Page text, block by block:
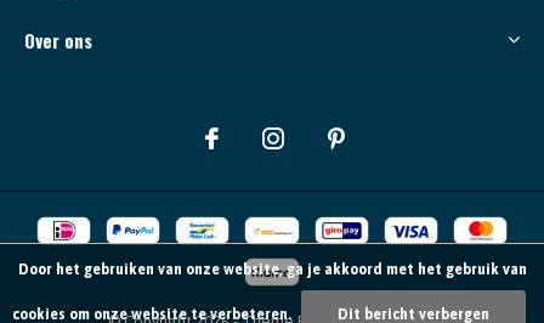
Over ons
Door het gebruiken van onze website, ga je akkoord met het gebruik van
cookies om onze website te verbeteren. Dit bericht verbergen